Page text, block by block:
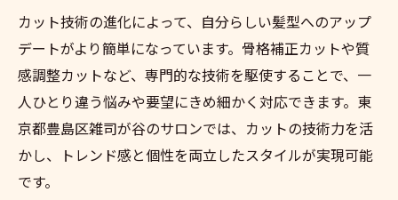
カット技術の進化によって、自分らしい髪型へのアップ
デートがより簡単になっています。骨格補正カットや質
感調整カットなど、専門的な技術を駆使することで、一
人ひとり違う悩みや要望にきめ細かく対応できます。東
京都豊島区雑司が谷のサロンでは、カットの技術力を活
かし、トレンド感と個性を両立したスタイルが実現可能
です。